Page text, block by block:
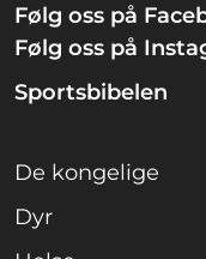
Følg oss på
Følg oss på
Sportsbibelen
De kongelige
Dyr